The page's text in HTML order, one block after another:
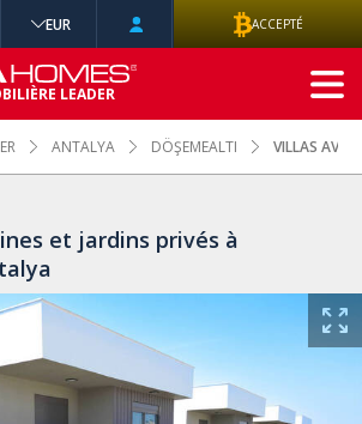
ANTALYA DÖŞEMEALTI VILLAS AVEC
et jardins privés à
EUR ACCEPTÉ
LEADER